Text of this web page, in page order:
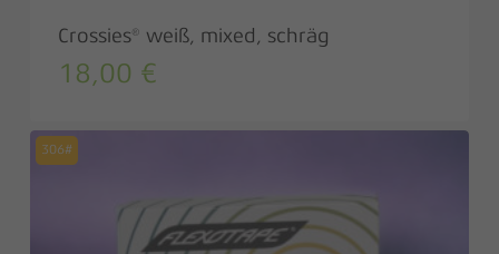
Crossies® weiß, mixed, schräg
18,00 €
306#